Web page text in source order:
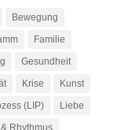
Bewegung
Familie
Gesundheit
Krise
Kunst
(LIP)
Liebe
Rhythmus